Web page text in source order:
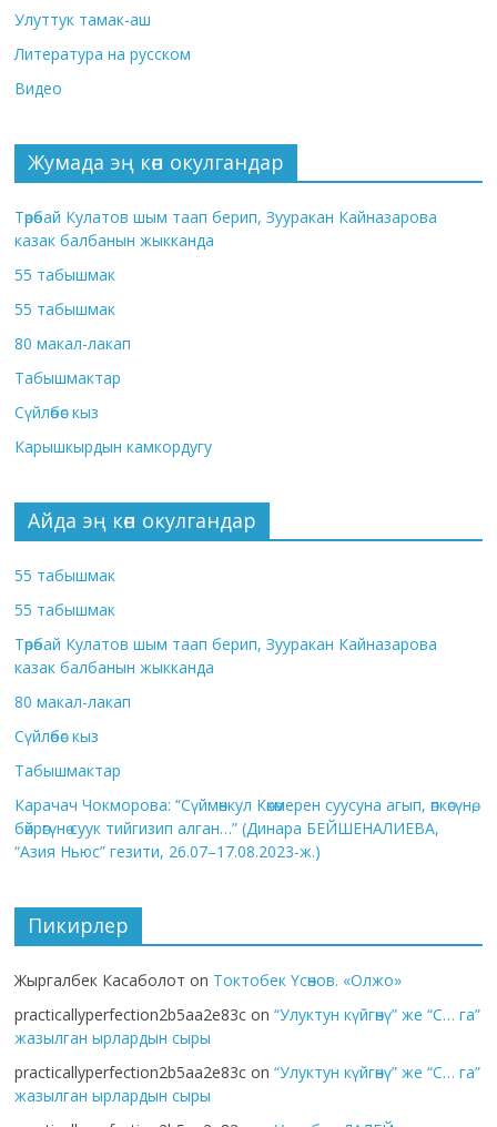
Улуттук тамак-аш
Литература на русском
Видео
Жумада эң көп окулгандар
Төрөбай Кулатов шым таап берип, Зууракан Кайназарова
казак балбанын жыкканда
55 табышмак
55 табышмак
80 макал-лакап
Табышмактар
Сүйлөбөс кыз
Карышкырдын камкордугу
Айда эң көп окулгандар
55 табышмак
55 табышмак
Төрөбай Кулатов шым таап берип, Зууракан Кайназарова
казак балбанын жыкканда
80 макал-лакап
Сүйлөбөс кыз
Табышмактар
Карачач Чокморова: “Сүймөнкул Көкөмерен суусуна агып, өпкөсүнө,
бөйрөгүнө суук тийгизип алган…” (Динара БЕЙШЕНАЛИЕВА,
“Азия Ньюс” гезити, 26.07–17.08.2023-ж.)
Пикирлер
Жыргалбек Касаболот on Токтобек Үсөнов. «Олжо»
practicallyperfection2b5aa2e83c on“Улуктун күйгөнү” же “С… га”
жазылган ырлардын сыры
practicallyperfection2b5aa2e83c on“Улуктун күйгөнү” же “С… га”
жазылган ырлардын сыры